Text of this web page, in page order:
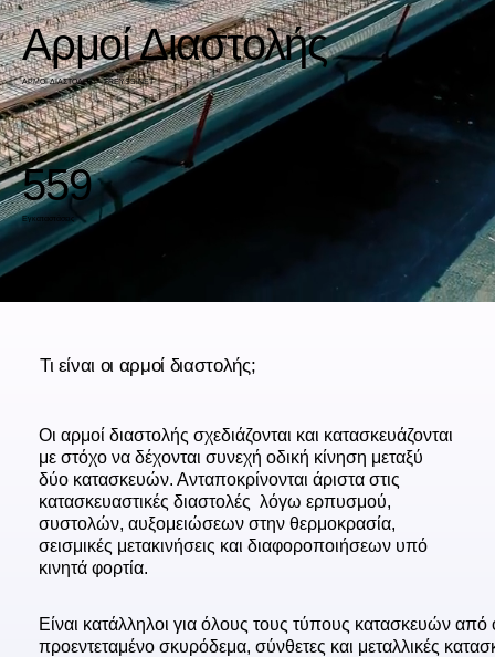
Αρμοί Διαστολής
ΑΡΜΟΙ ΔΙΑΣΤΟΛΗΣ – FREYSSINET
559
Εγκαταστάσεις
Τι είναι οι αρμοί διαστολής;
Οι αρμοί διαστολής σχεδιάζονται και κατασκευάζονται
με στόχο να δέχονται συνεχή οδική κίνηση μεταξύ
δύο κατασκευών. Ανταποκρίνονται άριστα στις
κατασκευαστικές διαστολές λόγω ερπυσμού,
συστολών, αυξομειώσεων στην θερμοκρασία,
σεισμικές μετακινήσεις και διαφοροποιήσεων υπό
κινητά φορτία.
Είναι κατάλληλοι για όλους τους τύπους κατασκευών
προεντεταμένο σκυρόδεμα, σύνθετες και μεταλλικές